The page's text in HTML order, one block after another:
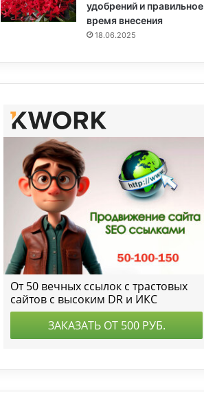
удобрений и правильное
время внесения
18.06.2025